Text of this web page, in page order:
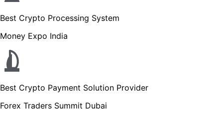
Best Crypto Processing System
Money Expo India
Best Crypto Payment Solution Provider
Forex Traders Summit Dubai